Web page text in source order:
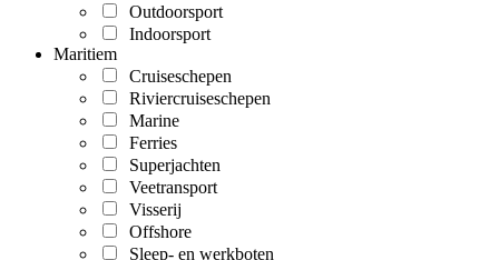
Outdoorsport
Indoorsport
Maritiem
Cruiseschepen
Riviercruiseschepen
Marine
Ferries
Superjachten
Veetransport
Visserij
Offshore
Sleep- en werkboten